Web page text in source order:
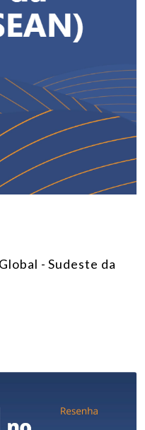
- Sudeste da